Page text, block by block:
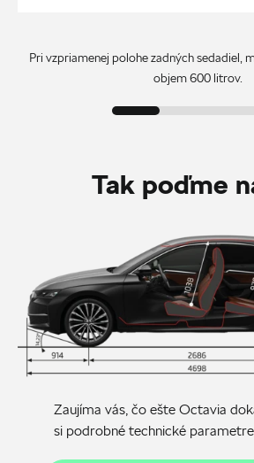
Pri vzpriamenej polohe zadných sedadiel,
objem 600 litrov.
Tak poďme
Zaujíma vás, čo ešte Octavia
si podrobné technické